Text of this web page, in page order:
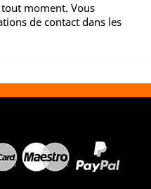
moment. Vous
de contact dans les